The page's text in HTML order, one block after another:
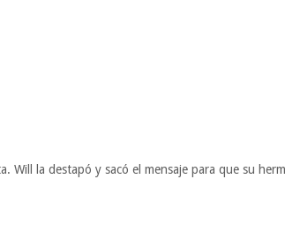
la destapó y sacó el mensaje para que su